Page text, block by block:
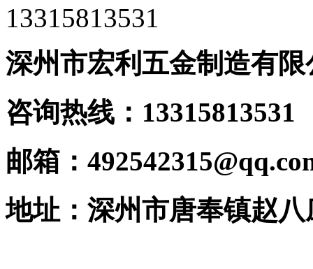
‭13315813531
深州市宏利五金制造有限
咨询热线：
邮箱：
地址：深州市唐奉镇赵